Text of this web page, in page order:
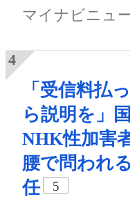
マイナビニュ
「受信料払
ら説明を」
NHK性加害
腰で問われ
任
5